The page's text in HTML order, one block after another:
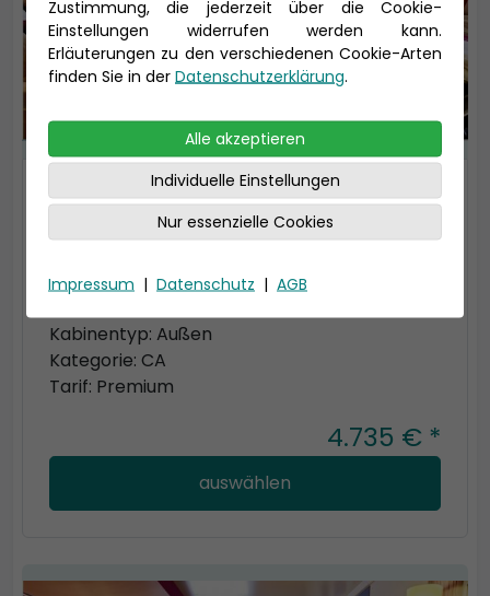
2-Bett Meerblick mit
eingeschränkter Sicht
Sichteinschränkungen durch Rettungsboote
Kabinentyp: Außen
Kategorie: CA
Tarif: Premium
4.735 € *
auswählen
Zustimmung, die jederzeit über die Cookie-
Einstellungen widerrufen werden kann.
Erläuterungen zu den verschiedenen Cookie-Arten
finden Sie in der Datenschutzerklärung.
Alle akzeptieren
Individuelle Einstellungen
Nur essenzielle Cookies
Impressum | Datenschutz | AGB